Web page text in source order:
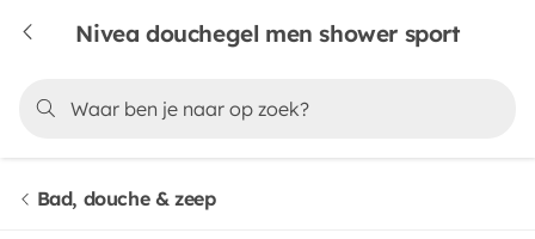
Nivea douchegel men shower sport
Bad, douche & zeep